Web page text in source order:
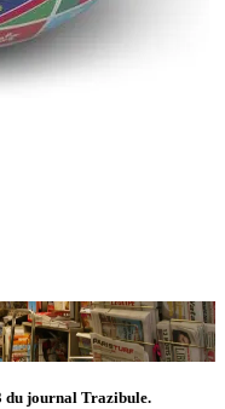
du journal Trazibule.